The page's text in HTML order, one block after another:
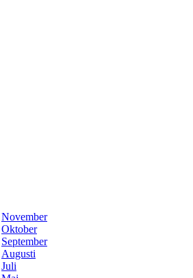
November
Oktober
September
Augusti
Juli